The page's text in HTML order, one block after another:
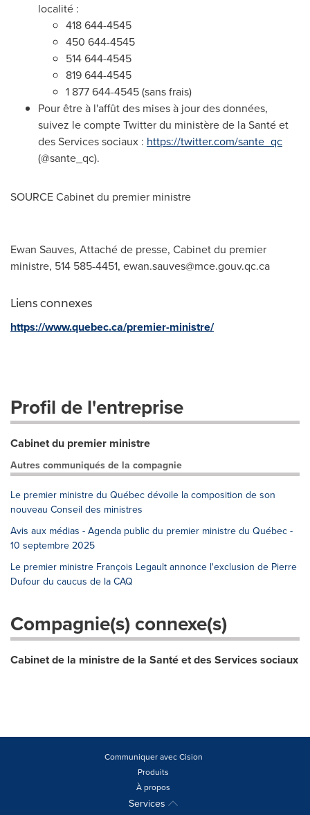
localité :
418 644-4545
450 644-4545
514 644-4545
819 644-4545
1 877 644-4545 (sans frais)
Pour être à l'affût des mises à jour des données,
suivez le compte Twitter du ministère de la Santé et
des Services sociaux : https://twitter.com/sante_qc
(@sante_qc).
SOURCE Cabinet du premier ministre
Ewan Sauves, Attaché de presse, Cabinet du premier
ministre, 514 585-4451, ewan.sauves@mce.gouv.qc.ca
Liens connexes
https://www.quebec.ca/premier-ministre/
Profil de l'entreprise
Cabinet du premier ministre
Autres communiqués de la compagnie
Le premier ministre du Québec dévoile la composition de son
nouveau Conseil des ministres
Avis aux médias - Agenda public du premier ministre du Québec -
10 septembre 2025
Le premier ministre François Legault annonce l'exclusion de Pierre
Dufour du caucus de la CAQ
Compagnie(s) connexe(s)
Cabinet de la ministre de la Santé et des Services sociaux
Communiquer avec Cision
Produits
À propos
Services